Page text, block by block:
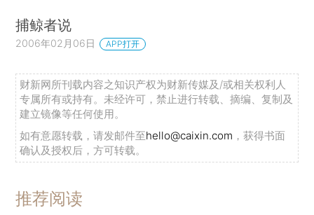
捕鲸者说
2006年02月06日 APP打开
财新网所刊载内容之知识产权为财新传媒及/或相关权利人
专属所有或持有。未经许可，禁止进行转载、摘编、复制及
建立镜像等任何使用。
如有意愿转载，请发邮件至hello@caixin.com ，获得书面
确认及授权后，方可转载。
推荐阅读